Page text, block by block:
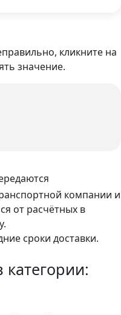
кликните на
значение.
компании и
от расчётных в
сроки доставки.